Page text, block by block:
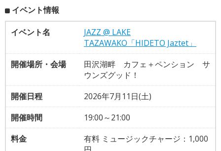
イベント情報
イベント名
JAZZ @ LAKE
TAZAWAKO「HIDETO Jaztet」
開催場所・会場
田沢湖畔 カフェ＋ペンション サ
ウンズグッド！
開催日程
2026年7月11日(土)
開催時間
19:00～21:00
料金
有料 ミュージックチャージ：1,000